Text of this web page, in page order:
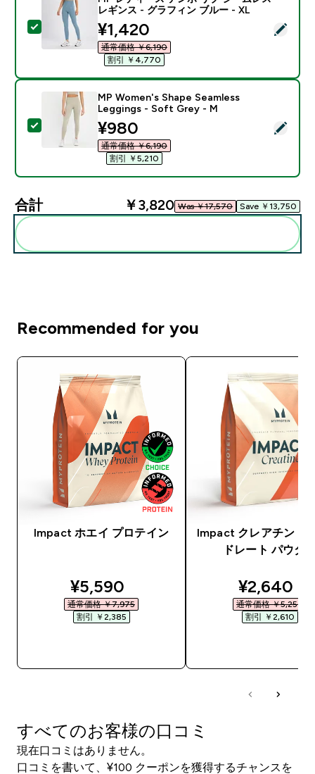
この商品を選択 - MP レディース テンポ リブ シーム
レギンス - グラフィン ブルー - XL
discounted price
¥1,420‎
通常価格 ￥6,190‎
割引 ￥4,770‎
この商品を選択 - MP Women's Shape Seamless
MP Women's Shape Seamless
Leggings - Soft Grey - M
discounted price
¥980‎
通常価格 ￥6,190‎
割引 ￥5,210‎
合計 ￥3,820‎ Was ￥17,570‎ Save ￥13,750‎
Recommended for you
Impact ホエイ プロテイン
discounted price
¥5,590‎
通常価格 ￥7,975‎
割引 ￥2,385‎
Impact クレアチン モ
ドレート パウダ
¥2,640‎
通常価格 ￥5,250‎
割引 ￥2,610‎
すべてのお客様の口コミ
現在口コミはありません。
口コミを書いて、¥100 クーポンを獲得するチャンスを